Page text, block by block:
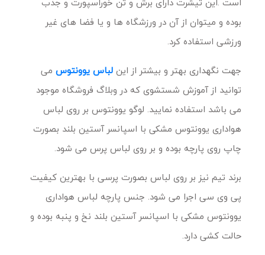
بوده و میتوان از آن در ورزشگاه ها و یا فضا های غیر
ورزشی استفاده کرد.
جهت نگهداری بهتر و بیشتر از اینلباس یوونتوس می
توانید از آموزش شستشوی که در وبلاگ فروشگاه موجود
می باشد استفاده نمایید. لوگو یوونتوس بر روی لباس
هواداری یوونتوس مشکی با اسپانسر آستین بلند بصورت
چاپ روی پارچه بوده و بر روی لباس پرس می شود.
برند تیم نیز بر روی لباس بصورت پرسی با بهترین کیفیت
پی وی سی اجرا می شود. جنس پارچه لباس هواداری
یوونتوس مشکی با اسپانسر آستین بلند نخ و پنبه بوده و
حالت کشی دارد.